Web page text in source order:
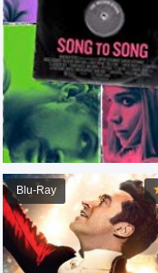
Blu-Ray